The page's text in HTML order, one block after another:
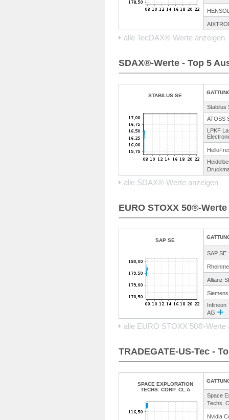
alle TecDAX®-Werte anzeigen
SDAX®-Werte - Top 5
STABILUS SE
Stabilus
ATOSS
LPKF
alle SDAX®-Werte anzeigen
EURO STOXX 50®-
SAP SE
SAP SE
Allianz
Infineon
AG
alle EURO STOXX 50®-Werte
TRADEGATE-US-Tec -
SPACE EXPLORATION
TECHS. CORP. CL.A
Space
Techs.
Nvidia